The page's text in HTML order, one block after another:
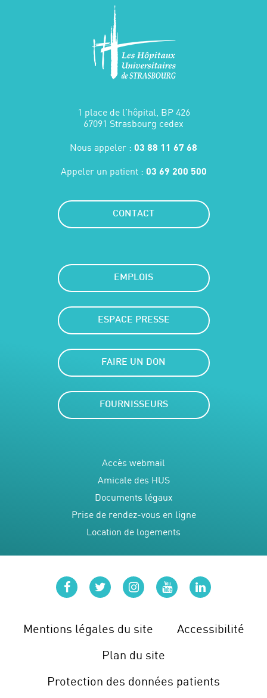
1 place de l'hôpital, BP 426
67091 Strasbourg cedex
Nous appeler : 03 88 11 67 68
Appeler un patient : 03 69 200 500
CONTACT
EMPLOIS
ESPACE PRESSE
FAIRE UN DON
FOURNISSEURS
Accès webmail
Amicale des HUS
Documents légaux
Prise de rendez-vous en ligne
Location de logements
Mentions légales du site
Accessibilité
Plan du site
Protection des données patients
facebooktwitterinstagram
youtubelinkedin